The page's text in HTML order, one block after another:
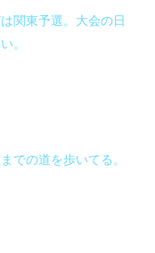
関東予選。大会の日
。
での道を歩いてる。